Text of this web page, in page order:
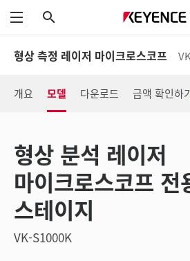
메뉴
형상 측정 레이저 마이크로스코프
개요 모델 다운로드 금액 확인하
형상 분석 레이저
마이크로스코프 전
스테이지
VK-S1000K